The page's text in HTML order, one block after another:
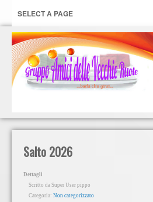
Salto 2026
Dettagli
Scritto da Super User pippo
Categoria: Non categorizzato